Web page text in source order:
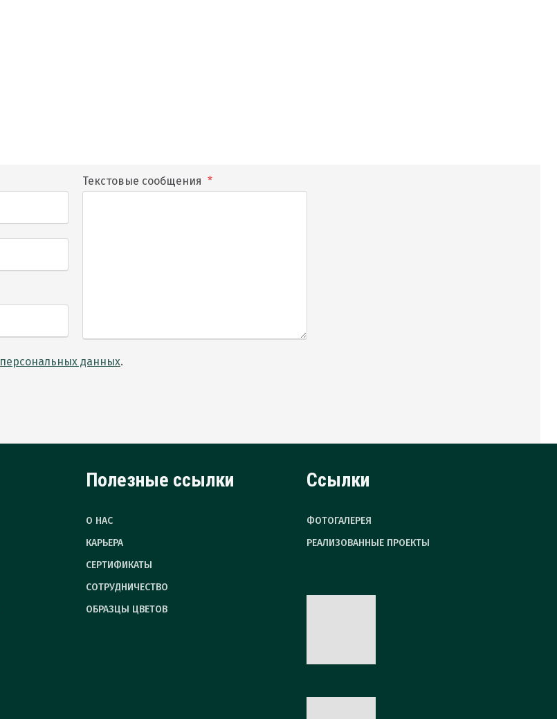
Текстовые сообщения *
персональных данных.
Полезные ссылки
О НАС
КАРЬЕРА
СЕРТИФИКАТЫ
СОТРУДНИЧЕСТВО
ОБРАЗЦЫ ЦВЕТОВ
Ссылки
ФОТОГАЛЕРЕЯ
РЕАЛИЗОВАННЫЕ ПРОЕКТЫ